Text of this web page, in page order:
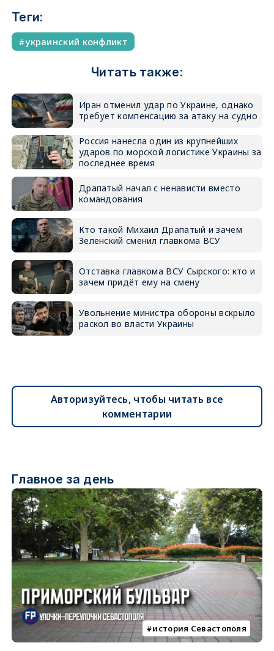
Теги:
украинский конфликт
Читать также:
Иран отменил удар по Украине, однако
требует компенсацию за атаку на судно
Россия нанесла один из крупнейших
ударов по морской логистике Украины за
последнее время
Драпатый начал с ненависти вместо
командования
Кто такой Михаил Драпатый и зачем
Зеленский сменил главкома ВСУ
Отставка главкома ВСУ Сырского: кто и
зачем придёт ему на смену
Увольнение министра обороны вскрыло
раскол во власти Украины
Авторизуйтесь, чтобы читать все
комментарии
Главное за день
история Севастополя